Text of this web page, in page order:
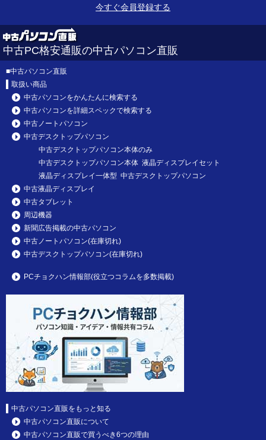
今すぐ会員登録する
中古PC格安通販の中古パソコン直販
■中古パソコン直販
取扱い商品
中古パソコンをかんたんに検索する
中古パソコンを詳細スペックで検索する
中古ノートパソコン
中古デスクトップパソコン
中古デスクトップパソコン本体のみ
中古デスクトップパソコン本体 液晶ディスプレイセット
液晶ディスプレイ一体型 中古デスクトップパソコン
中古液晶ディスプレイ
中古タブレット
周辺機器
新聞広告掲載の中古パソコン
中古ノートパソコン(在庫切れ)
中古デスクトップパソコン(在庫切れ)
PCチョクハン情報部(役立つコラムを多数掲載)
中古パソコン直販をもっと知る
中古パソコン直販について
中古パソコン直販で買うべき6つの理由